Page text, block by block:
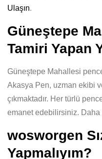
Ulaşın.
Güneştepe
Tamiri Yapan
Güneştepe Mahallesi
Akasya Pen, uzman ekibi
çıkmaktadır. Her türlü
emanet edebilirsiniz.
wosworgen
Yapmalıyım?